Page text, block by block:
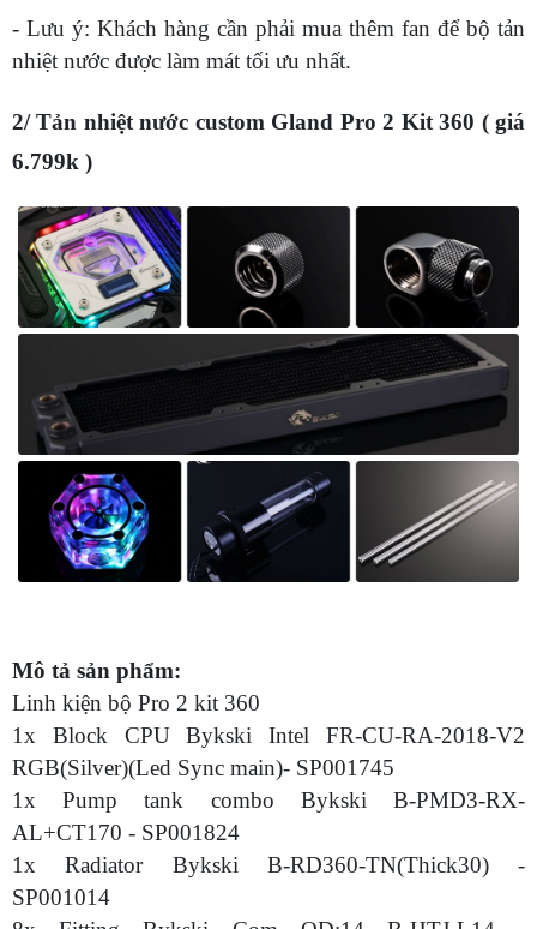
- Lưu ý: Khách hàng cần phải mua thêm fan để bộ tản
nhiệt nước được làm mát tối ưu nhất.
2/ Tản nhiệt nước custom Gland Pro 2 Kit 360 ( giá
6.799k )
Mô tả sản phẩm:
Linh kiện bộ Pro 2 kit 360
1x Block CPU Bykski Intel FR-CU-RA-2018-V2
RGB(Silver)(Led Sync main)- SP001745
1x Pump tank combo Bykski B-PMD3-RX-
AL+CT170 - SP001824
1x Radiator Bykski B-RD360-TN(Thick30) -
SP001014